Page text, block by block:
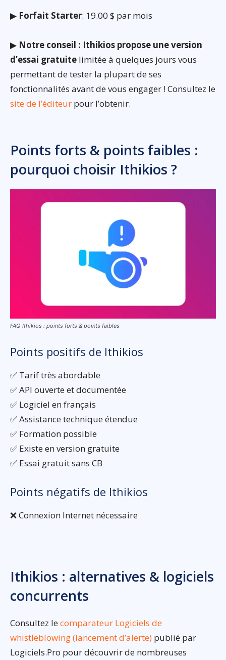
▶ Forfait Starter: 19.00 $ par mois
▶ Notre conseil : Ithikios propose une version
d’essai gratuite limitée à quelques jours vous
permettant de tester la plupart de ses
fonctionnalités avant de vous engager ! Consultez le
site de l’éditeur pour l’obtenir.
Points forts & points faibles :
pourquoi choisir Ithikios ?
FAQ Ithikios : points forts & points faibles
Points positifs de Ithikios
✅ Tarif très abordable
✅ API ouverte et documentée
✅ Logiciel en français
✅ Assistance technique étendue
✅ Formation possible
✅ Existe en version gratuite
✅ Essai gratuit sans CB
Points négatifs de Ithikios
❌ Connexion Internet nécessaire
Ithikios : alternatives & logiciels
concurrents
Consultez lecomparateur Logiciels de
whistleblowing (lancement d’alerte) publié par
Logiciels.Pro pour découvrir de nombreuses